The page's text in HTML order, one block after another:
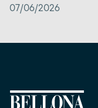
07/06/2026